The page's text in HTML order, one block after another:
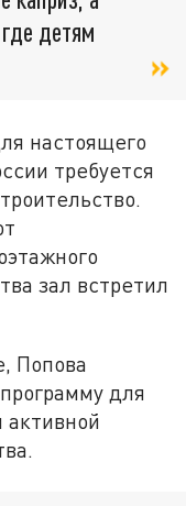
детям
настоящего
требуется
зал встретил
Попова
для